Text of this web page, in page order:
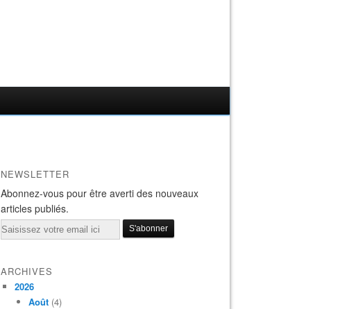
NEWSLETTER
Abonnez-vous pour être averti des nouveaux
articles publiés.
Email
ARCHIVES
2026
Août (4)